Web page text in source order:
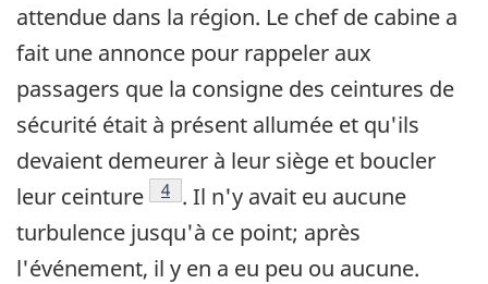
attendue dans la région. Le chef de cabine a
fait une annonce pour rappeler aux
passagers que la consigne des ceintures de
sécurité était à présent allumée et qu'ils
devaient demeurer à leur siège et boucler
leur ceinture
Footnote
4 . Il n'y avait eu aucune
turbulence jusqu'à ce point; après
l'événement, il y en a eu peu ou aucune.